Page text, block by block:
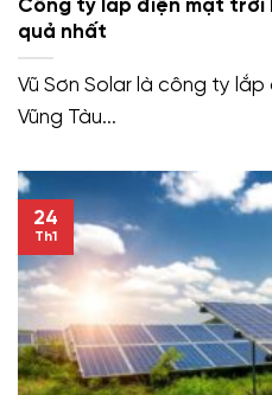
Công ty lắp điện mặt trời
quả nhất
Vũ Sơn Solar là công ty
Vũng Tàu...
24
Th1